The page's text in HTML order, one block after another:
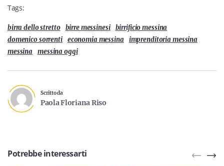
Tags:
birra dello stretto birre messinesi
birrificio messina
domenico sorrenti
economia messina
imprenditoria messina
messina messina oggi
Scritto da
Paola Floriana Riso
Potrebbe interessarti